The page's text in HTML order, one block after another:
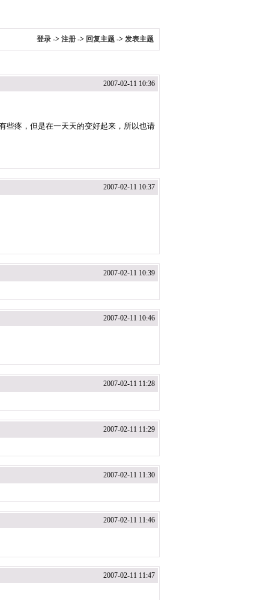
登录 -> 注册 -> 回复主题 -> 发表主题
2007-02-11 10:36
些疼，但是在一天天的变好起来，所以也请
2007-02-11 10:37
2007-02-11 10:39
2007-02-11 10:46
2007-02-11 11:28
2007-02-11 11:29
2007-02-11 11:30
2007-02-11 11:46
2007-02-11 11:47